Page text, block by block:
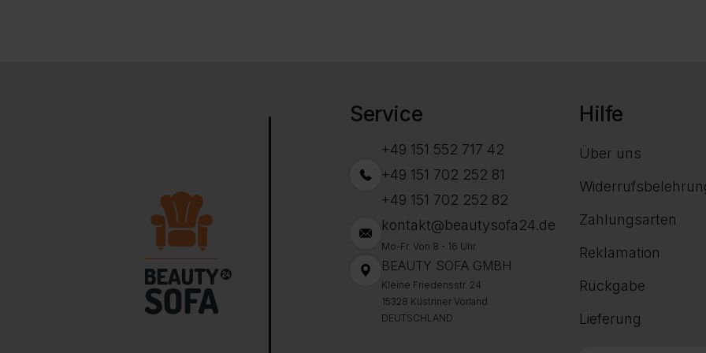
Service
+49 151 552 717 42
+49 151 702 252 81
+49 151 702 252 82
kontakt@beautysofa24.de
Mo-Fr. Von 8 - 16 Uhr
BEAUTY SOFA GMBH
Kleine Friedensstr. 24
15328 Küstriner Vorland
DEUTSCHLAND
Hilfe
Über uns
Zahlungsarten
Reklamation
Rückgabe
Lieferung